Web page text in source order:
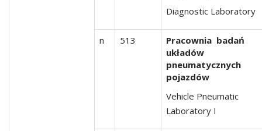
Diagnostic Laboratory
n 513
Pracownia badań
układów
pneumatycznych
pojazdów
Vehicle Pneumatic
Laboratory I